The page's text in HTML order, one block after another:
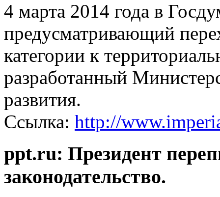
4 марта 2014 года в
предусматривающий
категории к
разработанный
развития.
Ссылка: http://
ppt.ru: Президент
законодательство.